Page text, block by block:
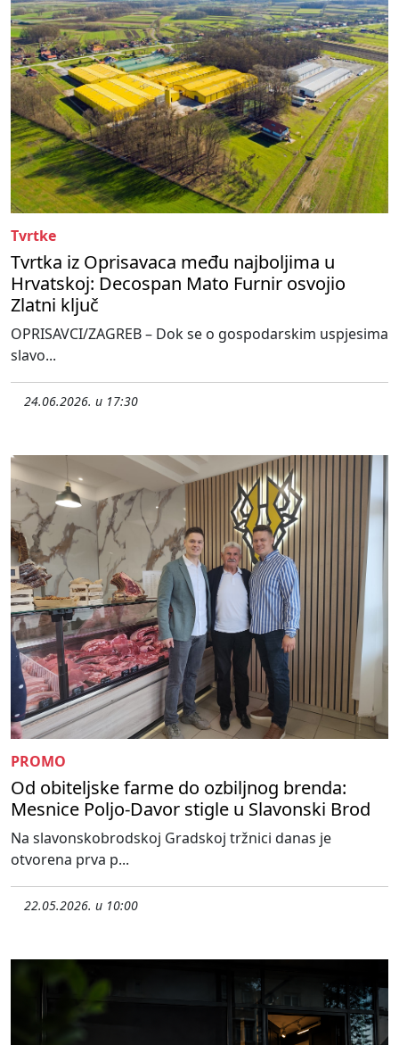
Tvrtke
Tvrtka iz Oprisavaca među najboljima u
Hrvatskoj: Decospan Mato Furnir osvojio
Zlatni ključ
OPRISAVCI/ZAGREB – Dok se o gospodarskim uspjesima
slavo...
24.06.2026. u 17:30
PROMO
Od obiteljske farme do ozbiljnog brenda:
Mesnice Poljo-Davor stigle u Slavonski Brod
Na slavonskobrodskoj Gradskoj tržnici danas je
otvorena prva p...
22.05.2026. u 10:00